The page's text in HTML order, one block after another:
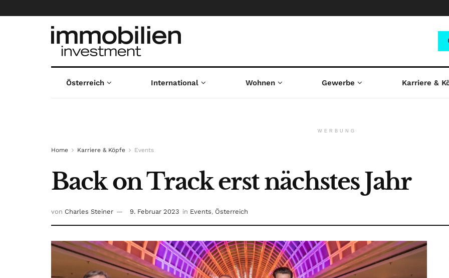
Österreich International Wohnen Gewerbe Karriere &
WERBUNG
Home Karriere & Köpfe Events
Back on Track erst nächstes Jahr
von Charles Steiner 9. Februar 2023 in Events, Österreich